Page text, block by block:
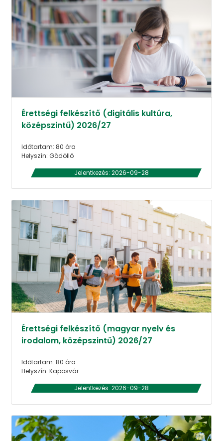
Érettségi felkészítő (digitális kultúra,
középszintű) 2026/27
Időtartam: 80 óra
Helyszín: Gödöllő
Jelentkezés: 2026-09-28
Érettségi felkészítő (magyar nyelv és
irodalom, középszintű) 2026/27
Időtartam: 80 óra
Helyszín: Kaposvár
Jelentkezés: 2026-09-28